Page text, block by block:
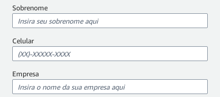
Sobrenome
Celular
Empresa